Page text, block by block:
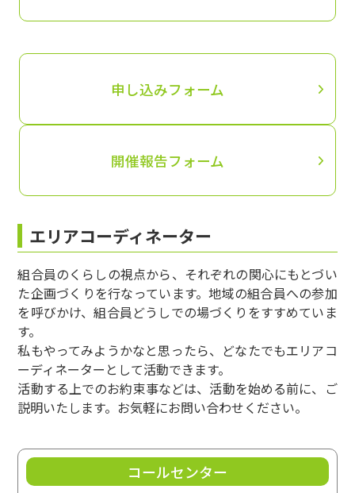
れのある活動でないこと。
いと判断された活動についてはその対象から除外
（１）登録期間について
活動期間は３月１日から翌年の2月20日です。活動
す。
活動頻度は、1か月1回以上、定期的かつ継続的な
開催を原則とします。やむを得ない事情等がある
場合は、その限りではありません。
コープシップ（コープフレンズ）の登録にはコー
提出とコープみえの承認が必要です。
（２）活動の補助費（活動費）について
活動費は、かかった費用と交通費の実費分のみと
き、その計画に基づいて一括して振り込みます。
余った活動費は年度末（2月）にコープみえへ全額
ご一緒に活動できます。）
活動にかかった費用（上限3,000円）
活動後、2週間以内にご提出ください。
登録活動期間
上期 ３月21日～9月20日（3月上旬から募集）
下期 9月21日～3月20日（9月上旬から募集）
※ひとりが登録できるのは、半期に１回。
※ひとりが複数の活動に参加することはできませ
※代表者が事前にお申込みください。
申し込みフォーム
開催報告フォーム
エリアコーディネーター
組合員のくらしの視点から、それぞれの関心にもとづい
た企画づくりを行なっています。地域の組合員への参加
を呼びかけ、組合員どうしでの場づくりをすすめていま
す。
私もやってみようかなと思ったら、どなたでもエリアコ
ーディネーターとして活動できます。
活動する上でのお約束事などは、活動を始める前に、ご
説明いたします。お気軽にお問い合わせください。
コールセンター